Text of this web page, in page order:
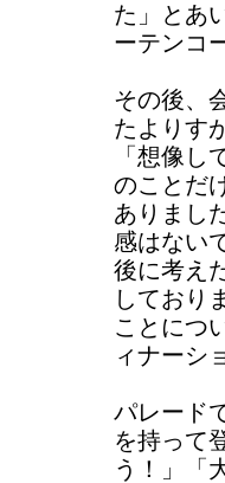
た」とあ
ーテンコ
その後、
たよりす
「想像
のことだ
ありまし
感はない
後に考え
しており
ことにつ
ィナーシ
パレード
を持って
う！」「